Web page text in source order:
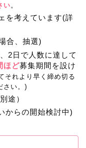
い 。
を考えています(詳
合、抽選)
2日で人数に達して
ほど募集期間を設け
それより早く締め切る
さい。)
途）
からの開始検討中)